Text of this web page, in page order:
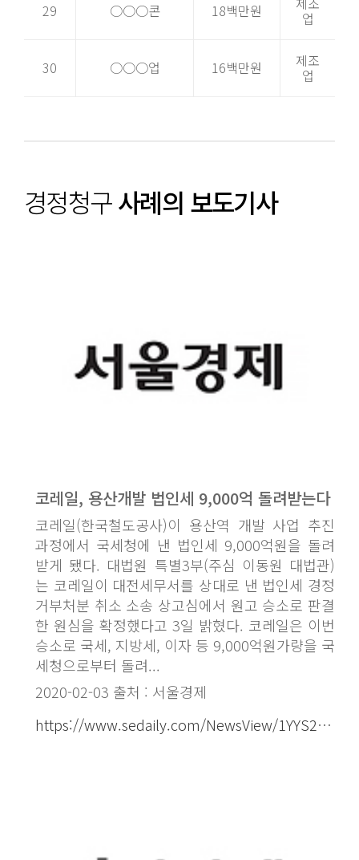
29 ○○○콘 18백만원 업
30 ○○○업 16백만원 제조
업
경정청구사례의 보도기사
코레일, 용산개발 법인세 9,000억 돌려받는다
코레일(한국철도공사)이 용산역 개발 사업 추진
과정에서 국세청에 낸 법인세 9,000억원을 돌려
받게 됐다. 대법원 특별3부(주심 이동원 대법관)
는 코레일이 대전세무서를 상대로 낸 법인세 경정
거부처분 취소 소송 상고심에서 원고 승소로 판결
한 원심을 확정했다고 3일 밝혔다. 코레일은 이번
승소로 국세, 지방세, 이자 등 9,000억원가량을 국
세청으로부터 돌려...
2020-02-03 출처 : 서울경제
https://www.sedaily.com/NewsView/1YYS2V1C2P